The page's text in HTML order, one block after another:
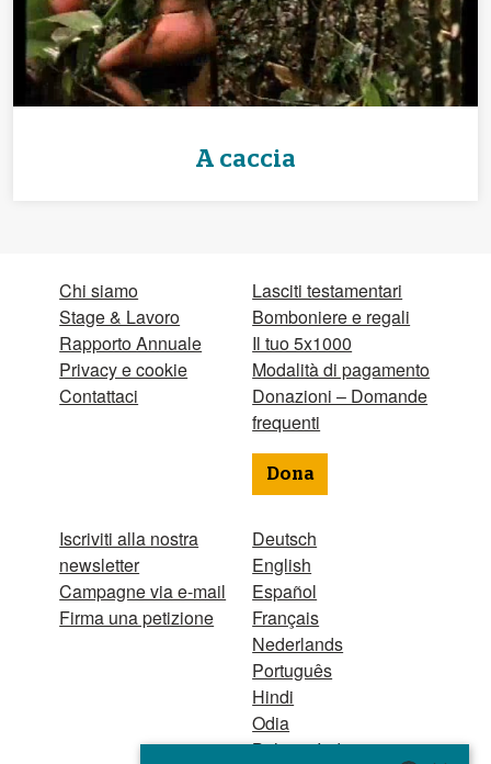
A caccia
Chi siamo
Stage & Lavoro
Rapporto Annuale
Privacy e cookie
Contattaci
Iscriviti alla nostra
newsletter
Campagne via e-mail
Firma una petizione
Lasciti testamentari
Bomboniere e regali
Il tuo 5x1000
Modalità di pagamento
Donazioni – Domande
frequenti
Dona
Deutsch
English
Español
Français
Nederlands
Português
Hindi
Odia
Bahasa Indonesia